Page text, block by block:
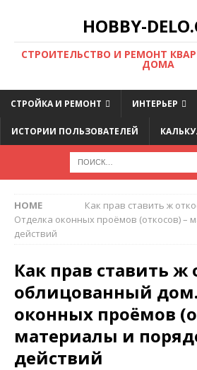
HOBBY-
CТРОИТЕЛЬСТВО И РЕМОНТ
ДОМА
СТРОЙКА И РЕМОНТ ИНТЕРЬЕР
ИСТОРИИ ПОЛЬЗОВАТЕЛЕЙ
HOME
Как прав ставить ж
Отделка оконных проёмов (откосов) –
действий
Как прав ставить ж
облицованный
оконных проёмов
материалы и
действий